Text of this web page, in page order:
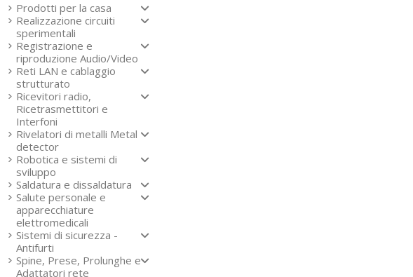
Prodotti per la casa
Realizzazione circuiti
sperimentali
Registrazione e
riproduzione Audio/Video
Reti LAN e cablaggio
strutturato
Ricevitori radio,
Ricetrasmettitori e
Interfoni
Rivelatori di metalli Metal
detector
Robotica e sistemi di
sviluppo
Saldatura e dissaldatura
Salute personale e
apparecchiature
elettromedicali
Sistemi di sicurezza -
Antifurti
Spine, Prese, Prolunghe e
Adattatori rete